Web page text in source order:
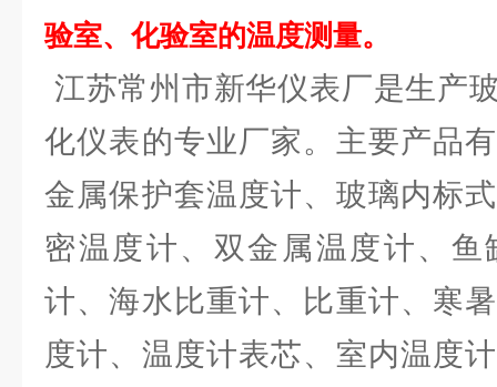
验室、化验室的温度测量。
江苏常州市新华仪表厂是生产
化仪表的专业厂家。主要产品
金属保护套温度计、玻璃内标
密温度计、双金属温度计、
计、海水比重计、比重计、寒
度计、温度计表芯、室内温度